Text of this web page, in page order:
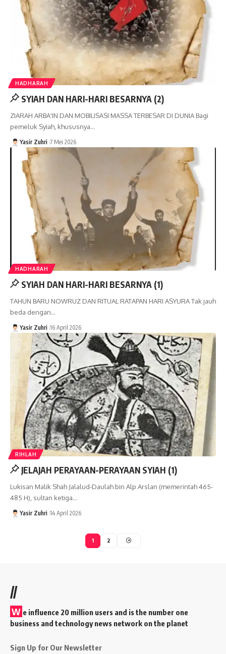
HADHARAH
SYIAH DAN HARI-HARI BESARNYA (2)
ZIARAH ARBA'IN DAN MOBILISASI MASSA TERBESAR DI DUNIA Bagi
pemeluk Syiah, khususnya…
Yasir Zuhri 7 Mei 2026
HADHARAH
SYIAH DAN HARI-HARI BESARNYA (1)
TAHUN BARU NOWRUZ DAN RITUAL RATAPAN HARI ASYURA Tak jauh
beda dengan…
Yasir Zuhri 16 April 2026
RIHLAH
JELAJAH PERAYAAN-PERAYAAN SYIAH (1)
Lukisan Malik Shah Jalalud-Daulah bin Alp Arslan (memerintah 465-
485 H), sultan ketiga…
Yasir Zuhri 14 April 2026
1 2
//
W e influence 20 million users and is the number one
business and technology news network on the planet
Sign Up for Our Newsletter